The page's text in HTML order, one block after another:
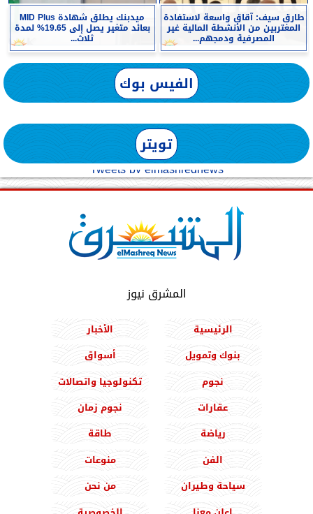
طارق سيف: آقاق واسعة لاستفادة
المغتربين من الأنشطة المالية غير
المصرفية ودمجهم...
ميدبنك يطلق شهادة MID Plus
بعائد متغير يصل إلى 19.65% لمدة
ثلاث...
الفيس بوك
تويتر
Tweets by elmashreqnews
المشرق نيوز
الرئيسية
الأخبار
بنوك وتمويل
أسواق
نجوم
تكنولوجيا واتصالات
عقارات
نجوم زمان
رياضة
طاقة
الفن
منوعات
سياحة وطيران
من نحن